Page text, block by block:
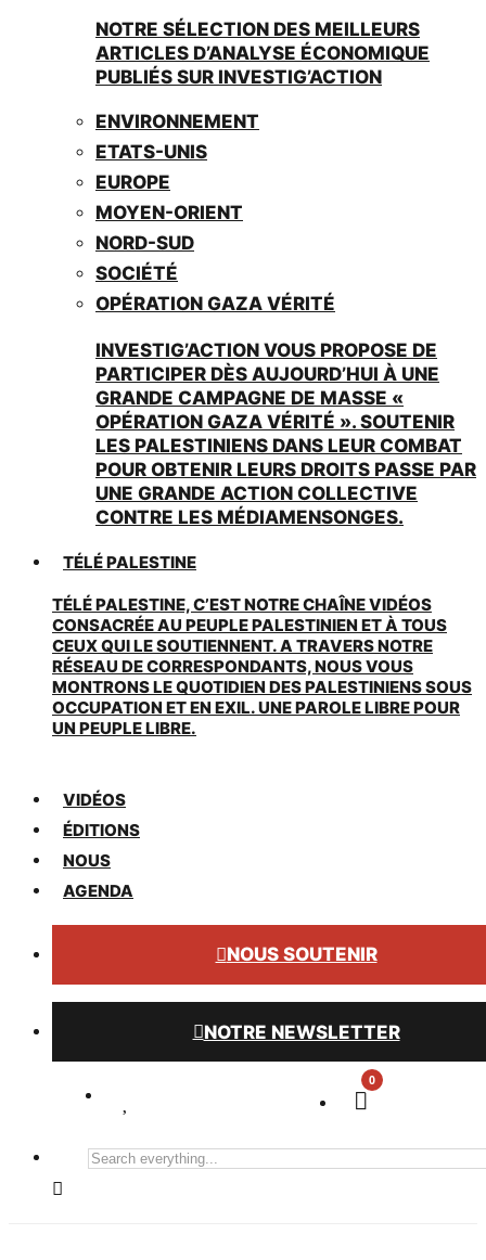
NOTRE SÉLECTION DES MEILLEURS
ARTICLES D’ANALYSE ÉCONOMIQUE
PUBLIÉS SUR INVESTIG’ACTION
ENVIRONNEMENT
ETATS-UNIS
EUROPE
MOYEN-ORIENT
NORD-SUD
SOCIÉTÉ
OPÉRATION GAZA VÉRITÉ
INVESTIG’ACTION VOUS PROPOSE DE
PARTICIPER DÈS AUJOURD’HUI À UNE
GRANDE CAMPAGNE DE MASSE «
OPÉRATION GAZA VÉRITÉ ». SOUTENIR
LES PALESTINIENS DANS LEUR COMBAT
POUR OBTENIR LEURS DROITS PASSE PAR
UNE GRANDE ACTION COLLECTIVE
CONTRE LES MÉDIAMENSONGES.
TÉLÉ PALESTINE
TÉLÉ PALESTINE, C’EST NOTRE CHAÎNE VIDÉOS
CONSACRÉE AU PEUPLE PALESTINIEN ET À TOUS
CEUX QUI LE SOUTIENNENT. A TRAVERS NOTRE
RÉSEAU DE CORRESPONDANTS, NOUS VOUS
MONTRONS LE QUOTIDIEN DES PALESTINIENS SOUS
OCCUPATION ET EN EXIL. UNE PAROLE LIBRE POUR
UN PEUPLE LIBRE.
VIDÉOS
ÉDITIONS
NOUS
AGENDA
NOUS SOUTENIR
NOTRE NEWSLETTER
0
Search